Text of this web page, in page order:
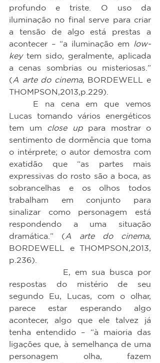
profundo e triste. O uso da
iluminação no final serve para criar
a tensão de algo está prestas a
acontecer – “a iluminação em low-
key tem sido, geralmente, aplicada
a cenas sombrias ou misteriosas.”
(A arte do cinema, BORDEWELL e
THOMPSON,2013,p.229).
Lucas tomando vários energéticos
tem um close up para mostrar o
sentimento de dormência que toma
o intérprete; o autor demostra com
exatidão que “as partes mais
expressivas do rosto são a boca, as
sobrancelhas e os olhos todos
trabalham em conjunto para
sinalizar como personagem está
respondendo a uma situação
dramática.” (A arte do cinema,
BORDEWELL e THOMPSON,2013,
p.236).
respostas do mistério de seu
segundo Eu, Lucas, com o olhar,
parece estar esperando algo
acontecer, algo que ele talvez já
tenha entendido – “à maioria das
ligações que, à semelhança de uma
personagem olha, fazem